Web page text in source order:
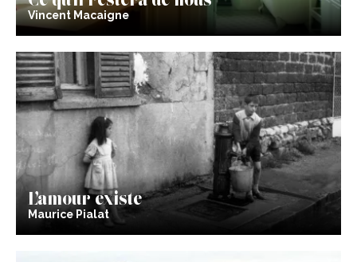
Vincent Macaigne
L’amour existe
Maurice Pialat